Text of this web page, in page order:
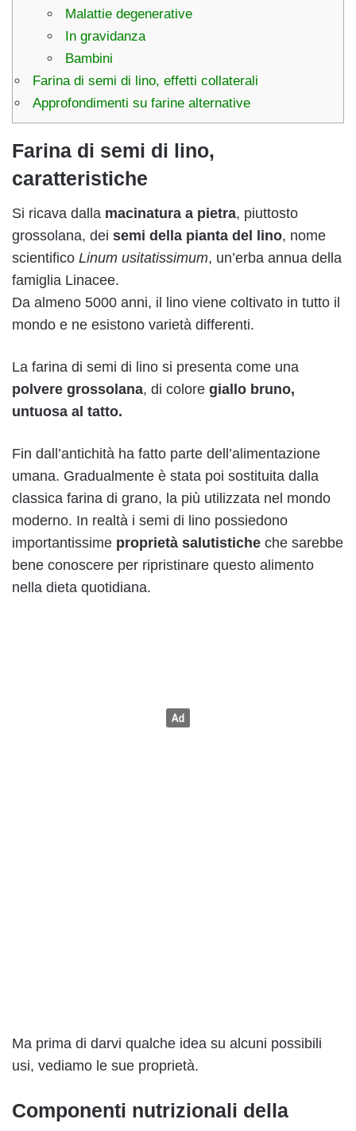
Malattie degenerative
In gravidanza
Bambini
Farina di semi di lino, effetti collaterali
Approfondimenti su farine alternative
Farina di semi di lino,
caratteristiche
Si ricava dalla macinatura a pietra, piuttosto
grossolana, dei semi della pianta del lino, nome
scientifico Linum usitatissimum, un’erba annua della
famiglia Linacee.
Da almeno 5000 anni, il lino viene coltivato in tutto il
mondo e ne esistono varietà differenti.
La farina di semi di lino si presenta come una
polvere grossolana, di colore giallo bruno,
untuosa al tatto.
Fin dall’antichità ha fatto parte dell’alimentazione
umana. Gradualmente è stata poi sostituita dalla
classica farina di grano, la più utilizzata nel mondo
moderno. In realtà i semi di lino possiedono
importantissime proprietà salutistiche che sarebbe
bene conoscere per ripristinare questo alimento
nella dieta quotidiana.
Ma prima di darvi qualche idea su alcuni possibili
usi, vediamo le sue proprietà.
Componenti nutrizionali della